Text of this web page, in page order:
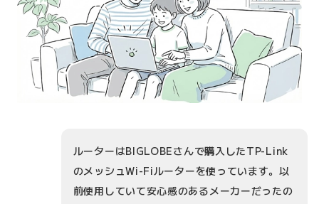
ルーターはBIGLOBEさんで購入したTP-Link
のメッシュWi-Fiルーターを使っています。以
前使用していて安心感のあるメーカーだったの